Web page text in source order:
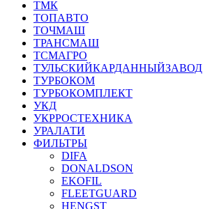
ТМК
ТОПАВТО
ТОЧМАШ
ТРАНСМАШ
ТСМАГРО
ТУЛЬСКИЙКАРДАННЫЙЗАВОД
ТУРБОКОМ
ТУРБОКОМПЛЕКТ
УКД
УКРРОСТЕХНИКА
УРАЛАТИ
ФИЛЬТРЫ
DIFA
DONALDSON
EKOFIL
FLEETGUARD
HENGST